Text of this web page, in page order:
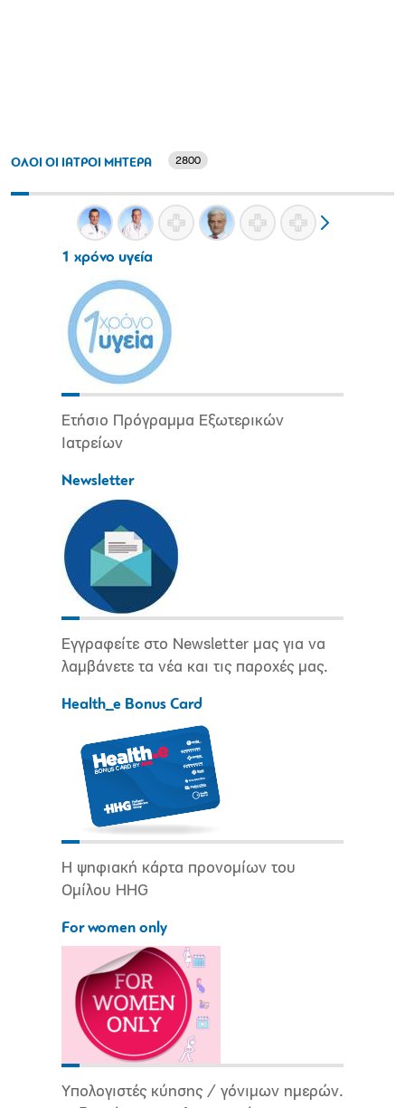
ΟΛΟΙ ΟΙ ΙΑΤΡΟΙ ΜΗΤΕΡΑ 2800
1 χρόνο υγεία
Ετήσιο Πρόγραμμα Εξωτερικών
Ιατρείων
Newsletter
Εγγραφείτε στο Newsletter μας για να
λαμβάνετε τα νέα και τις παροχές μας.
Health_e Bonus Card
Η ψηφιακή κάρτα προνομίων του
Ομίλου HHG
For women only
Υπολογιστές κύησης / γόνιμων ημερών.